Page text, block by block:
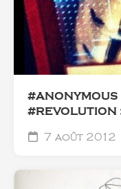
#ANONYMOUS
#REVOLUTION
7 août 2012